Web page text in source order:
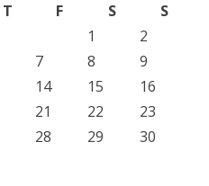
T F S
S
1
2
7 8
9
14 15
16
21 22
23
28 29
30